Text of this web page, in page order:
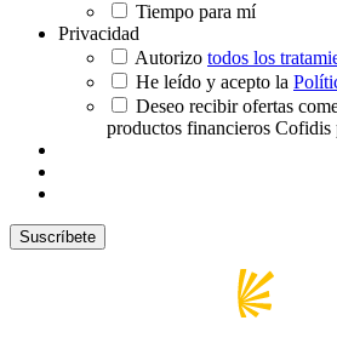
Tiempo para mí
Privacidad
Autorizo todos los
He leído y acepto la
Deseo recibir ofertas
productos financieros Cofidis